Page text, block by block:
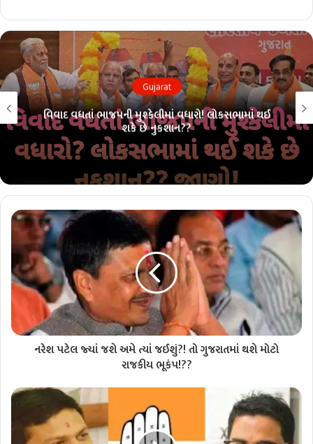
Gujarat
વિવાદ વધતાં ભાજપની મુશ્કેલીમાં વધારો! લોકસભામાં થઈ
શકે છે નુકશાન??
નરેશ પટેલ જ્યાં જશે અમે ત્યાં જઈશું?! તો ગુજરાતમાં થશે મોટો
રાજકીય ભૂકંપ!??